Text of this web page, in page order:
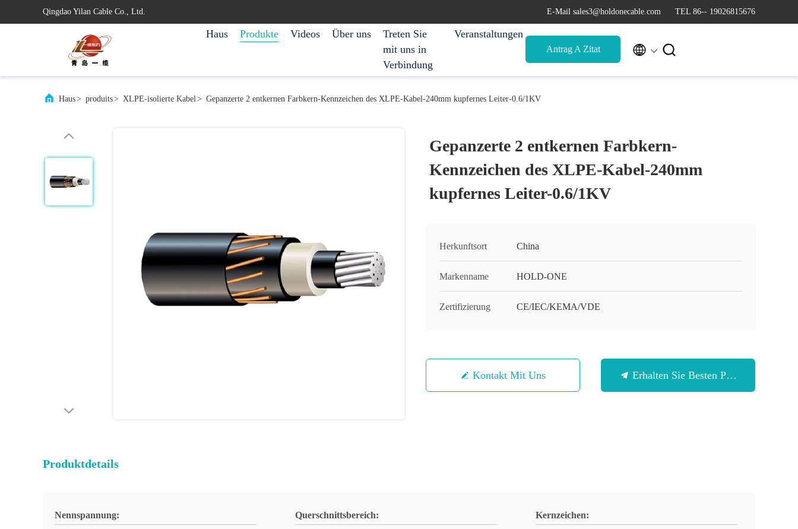
Qingdao Yilan Cable Co., Ltd. E-Mail sales3@holdonecable.com TEL 86-- 19026815676
Haus Produkte Videos Über uns
Treten Sie
mit uns in
Verbindung
Veranstaltungen
Antrag A Zitat  
Haus> produits> XLPE-isolierte Kabel> Gepanzerte 2 entkernen Farbkern-Kennzeichen des XLPE-Kabel-240mm kupfernes Leiter-0.6/1KV
Gepanzerte 2 entkernen Farbkern-
Kennzeichen des XLPE-Kabel-240mm
kupfernes Leiter-0.6/1KV
Herkunftsort China
Markenname HOLD-ONE
Zertifizierung CE/IEC/KEMA/VDE
Kontakt Mit Uns Erhalten Sie Besten Preis
Produktdetails
Nennspannung: Querschnittsbereich: Kernzeichen: